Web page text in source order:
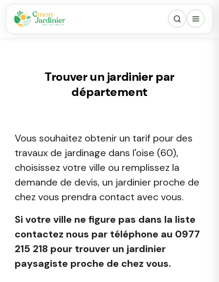
Trouver un jardinier par
département
Vous souhaitez obtenir un tarif pour des
travaux de jardinage dans l'oise (60),
choisissez votre ville ou remplissez la
demande de devis, un jardinier proche de
chez vous prendra contact avec vous.
Si votre ville ne figure pas dans la liste
contactez nous par téléphone au 0977
215 218 pour trouver un jardinier
paysagiste proche de chez vous.